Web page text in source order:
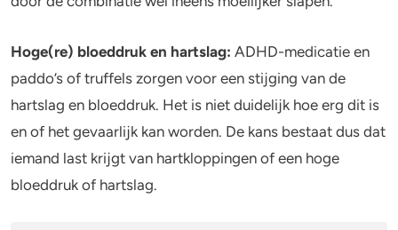
Hoge(re) bloeddruk en hartslag: ADHD-medicatie en
paddo’s of truffels zorgen voor een stijging van de
hartslag en bloeddruk. Het is niet duidelijk hoe erg dit is
en of het gevaarlijk kan worden. De kans bestaat dus dat
iemand last krijgt van hartkloppingen of een hoge
bloeddruk of hartslag.